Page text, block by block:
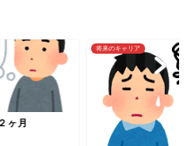
復職
復職して３ヶ月